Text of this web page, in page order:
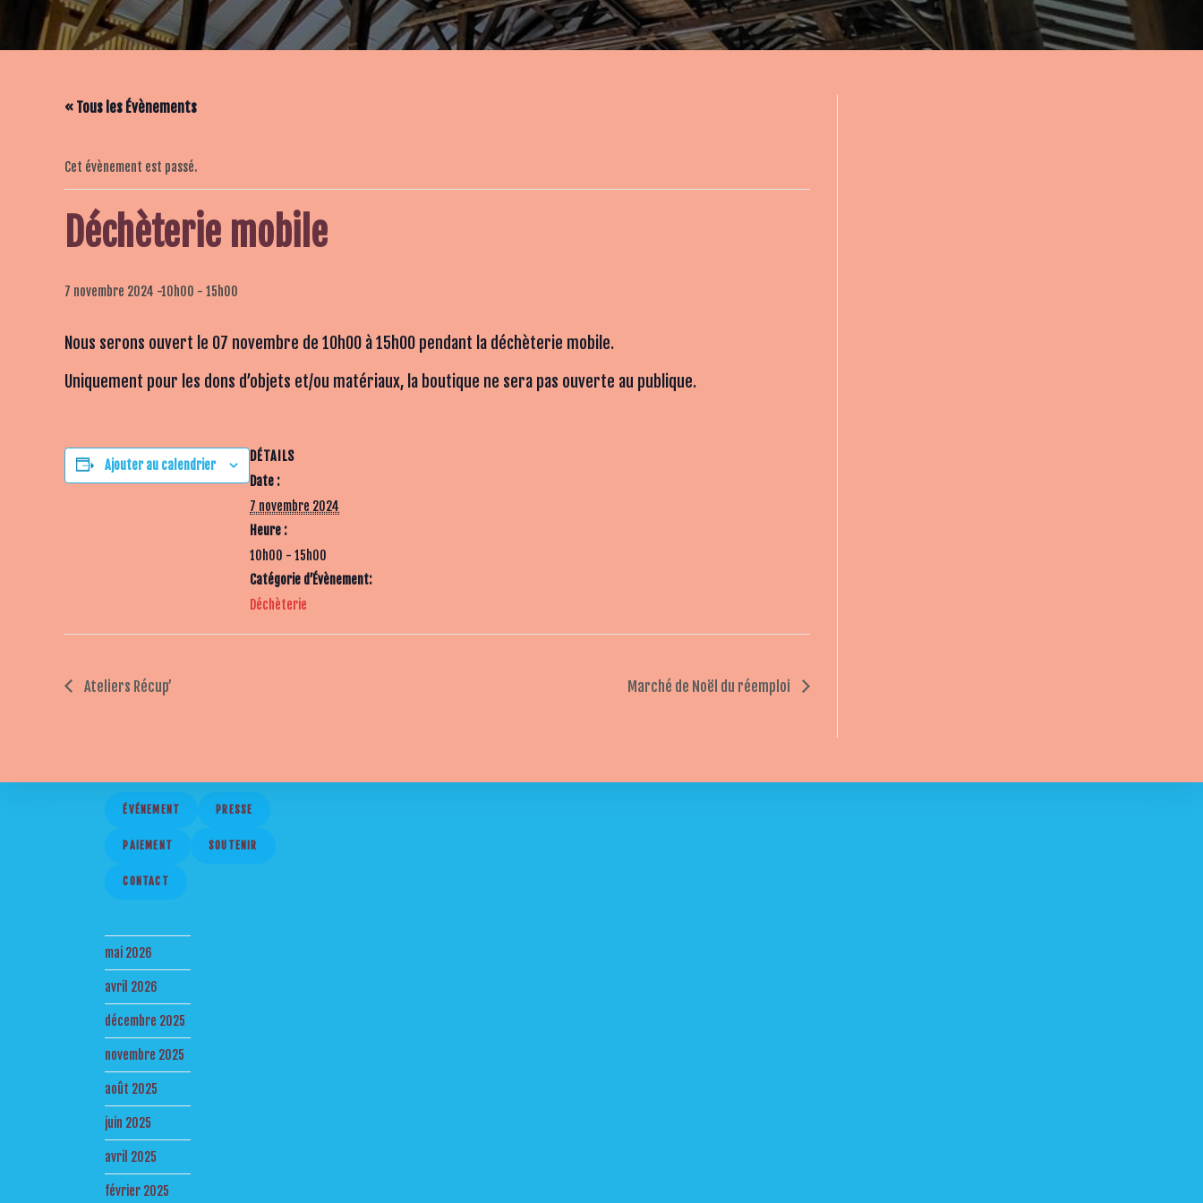
« Tous les Évènements
Cet évènement est passé.
Déchèterie mobile
7 novembre 2024 -10h00 - 15h00
Nous serons ouvert le 07 novembre de 10h00 à 15h00 pendant la déchèterie mobile.
Uniquement pour les dons d’objets et/ou matériaux, la boutique ne sera pas ouverte au publique.
Ajouter au calendrier
DÉTAILS
Date :
7 novembre 2024
Heure :
10h00 - 15h00
Catégorie d’Évènement:
Déchèterie
Ateliers Récup’ Marché de Noël du réemploi
ÉVÉNEMENT PRESSE
PAIEMENT SOUTENIR
CONTACT
mai 2026
avril 2026
décembre 2025
novembre 2025
août 2025
juin 2025
avril 2025
février 2025